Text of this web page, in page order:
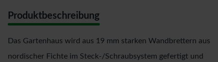
Produktbeschreibung
Das Gartenhaus wird aus 19 mm starken Wandbrettern aus
nordischer Fichte im Steck-/Schraubsystem gefertigt und